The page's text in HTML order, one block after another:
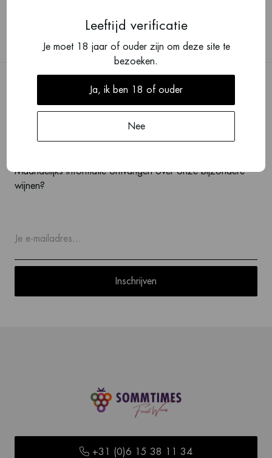
BLIJF OP DE HOOGTE
Maandelijks informatie ontvangen over onze bijzondere
wijnen?
Inschrijven
+31 (0)6 15 38 11 34
Leeftijd verificatie
Je moet 18 jaar of ouder zijn om deze site te
bezoeken.
Ja, ik ben 18 of ouder
Nee